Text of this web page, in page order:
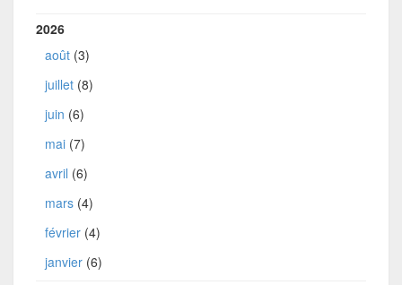
2026
août (3)
juillet (8)
juin (6)
mai (7)
avril (6)
mars (4)
février (4)
janvier (6)